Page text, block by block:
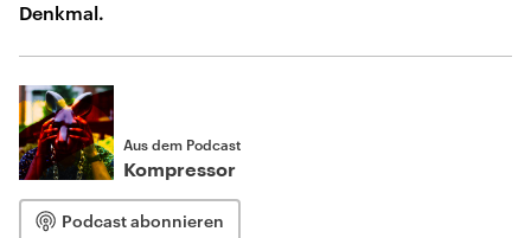
Denkmal.
Aus dem Podcast
Kompressor
Podcast abonnieren